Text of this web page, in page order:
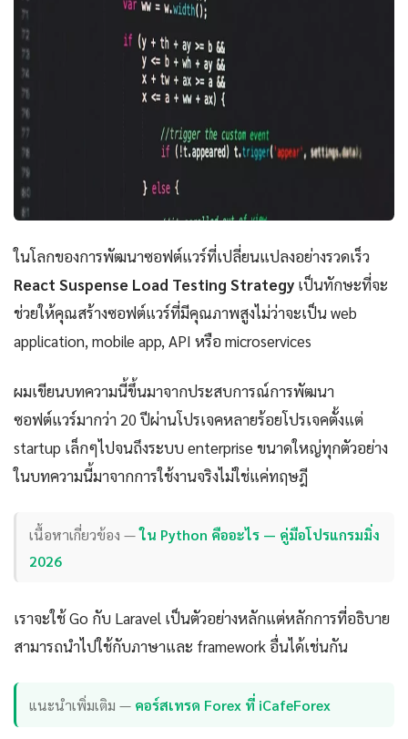
ในโลกของการพัฒนาซอฟต์แวร์ที่เปลี่ยนแปลงอย่างรวดเร็ว
React Suspense Load Testing Strategy เป็นทักษะที่จะ
ช่วยให้คุณสร้างซอฟต์แวร์ที่มีคุณภาพสูงไม่ว่าจะเป็น web
application, mobile app, API หรือ microservices
ผมเขียนบทความนี้ขึ้นมาจากประสบการณ์การพัฒนา
ซอฟต์แวร์มากว่า 20 ปีผ่านโปรเจคหลายร้อยโปรเจคตั้งแต่
startup เล็กๆไปจนถึงระบบ enterprise ขนาดใหญ่ทุกตัวอย่าง
ในบทความนี้มาจากการใช้งานจริงไม่ใช่แค่ทฤษฎี
เนื้อหาเกี่ยวข้อง —ใน Python คืออะไร — คู่มือโปรแกรมมิ่ง
2026
เราจะใช้ Go กับ Laravel เป็นตัวอย่างหลักแต่หลักการที่อธิบาย
สามารถนำไปใช้กับภาษาและ framework อื่นได้เช่นกัน
แนะนำเพิ่มเติม — คอร์สเทรด Forex ที่ iCafeForex